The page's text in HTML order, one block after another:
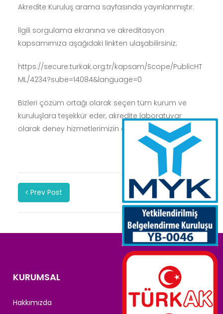
Akredite Kuruluş arama sayfasında yayınlanmıştır.
İlgili sorgulama ekranına ve akreditasyon
kapsamımıza aşağıdaki linkten ulaşabilirsiniz;
https://secure.turkak.org.tr/kapsam/Scope/PublicHT
ML/4234?sube=14084&language=0
Bizleri çözüm ortağı olarak seçen tüm kurum ve
kuruluşlara teşekkür eder, akredite laboratuvar
olarak deney hizmetlerimizin devamını dileriz.
Prev Post
KURUMSAL
Hakkımızda